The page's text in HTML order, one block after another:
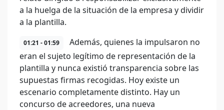
a la huelga de la situación de la empresa y dividir
a la plantilla.
01:21 - 01:59
Además, quienes la impulsaron no
eran el sujeto legítimo de representación de la
plantilla y nunca existió transparencia sobre las
supuestas firmas recogidas. Hoy existe un
escenario completamente distinto. Hay un
concurso de acreedores, una nueva